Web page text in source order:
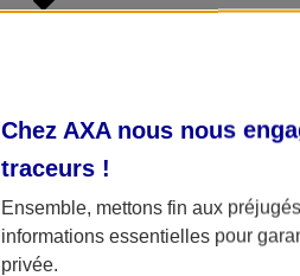
Chez AXA nous nous
traceurs !
Ensemble, mettons fin aux
informations essentielles pour
privée.